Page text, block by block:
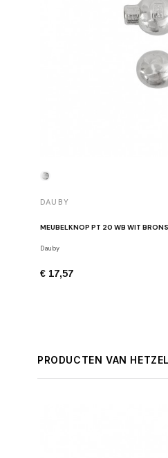
DAUBY
MEUBELKNOP PT 20 WB WIT BRONS
Dauby
€ 17,57
PRODUCTEN VAN